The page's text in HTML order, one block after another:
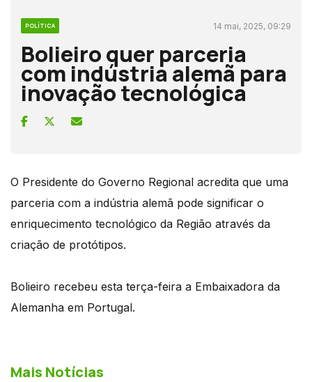
POLÍTICA 14 mai, 2025, 09:29
Bolieiro quer parceria
com indústria alemã para
inovação tecnológica
O Presidente do Governo Regional acredita que uma
parceria com a indústria alemã pode significar o
enriquecimento tecnológico da Região através da
criação de protótipos.
Bolieiro recebeu esta terça-feira a Embaixadora da
Alemanha em Portugal.
Mais Notícias